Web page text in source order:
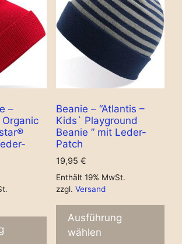
–
Organic
Beanie – “Atlantis –
Kids` Playground
Beanie ” mit Leder-
Patch
19,95 €
Enthält 19% MwSt.
zzgl. Versand
Ausführung
wählen